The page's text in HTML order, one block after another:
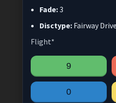
Fade:3
Disctype: Fairway
Flight*
9
0